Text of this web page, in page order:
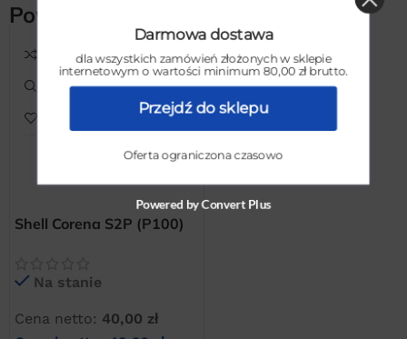
Powiązane produkty
Shell Corena S2P (P100)
Na stanie
Cena netto: 40,00 zł
Darmowa dostawa
dla wszystkich zamówień złożonych w sklepie
internetowym o wartości minimum 80,00 zł brutto.
Przejdź do sklepu
Oferta ograniczona czasowo
Powered by Convert Plus